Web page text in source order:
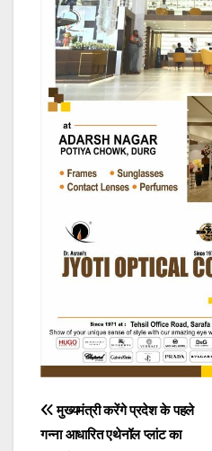
Post
मुख्यमंत्री करेंगे प्रदेश के पहले
गन्ना आधारित एथेनॉल प्लांट का